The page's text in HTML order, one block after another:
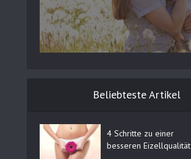
Beliebteste Artikel
4 Schritte zu einer
besseren Eizellqualität